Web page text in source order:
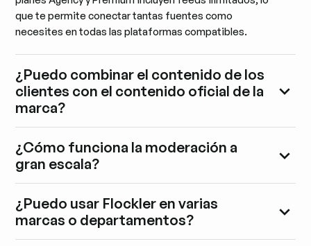
que te permite conectar tantas fuentes como
necesites en todas las plataformas compatibles.
¿Puedo combinar el contenido de los
clientes con el contenido oficial de la
marca?
¿Cómo funciona la moderación a
gran escala?
¿Puedo usar Flockler en varias
marcas o departamentos?